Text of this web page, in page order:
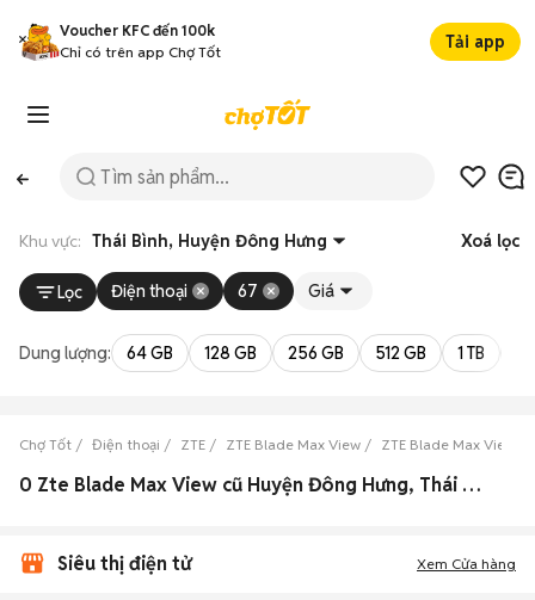
Voucher KFC đến 100k
Chỉ có trên app Chợ Tốt
Tải app
Khu vực: Thái Bình, Huyện Đông Hưng Xoá lọc
Lọc Điện thoại 67 Giá
Dung lượng: 64 GB 128 GB 256 GB 512 GB 1 TB
Chợ Tốt Điện thoại ZTE ZTE Blade Max View ZTE Blade Max View
0 Zte Blade Max View cũ Huyện Đông Hưng, Thái Bình đẹp
Siêu thị điện tử Xem Cửa hàng